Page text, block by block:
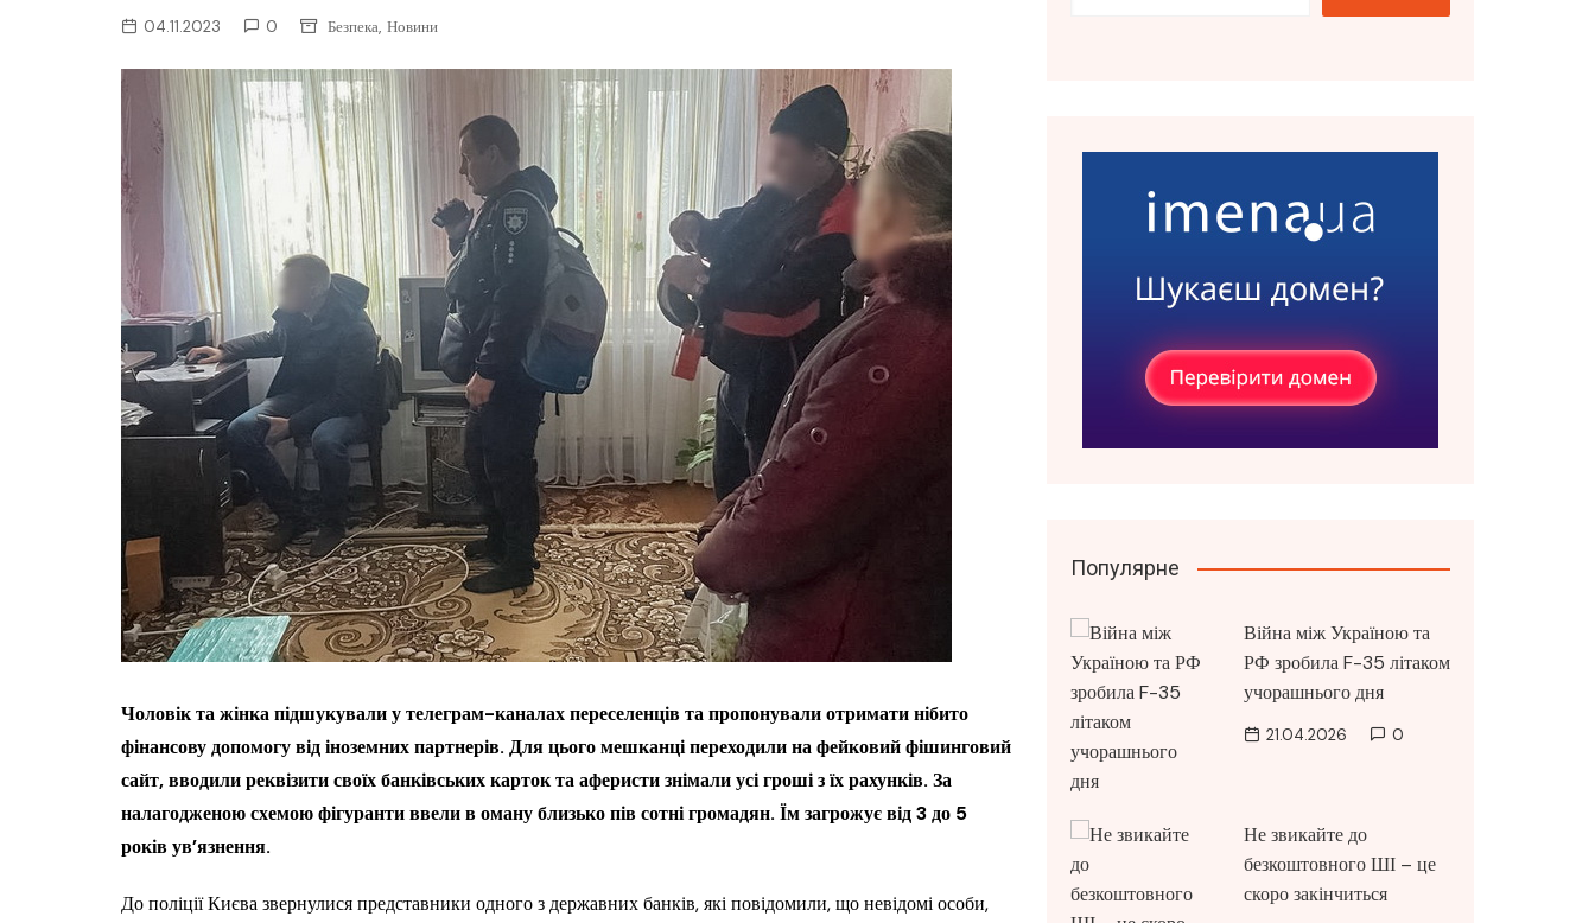
Майбутнє
Мобільні пристрої/ПК
Наука
Периферія
Софт
Телеком
Технології
Фінтех
04.11.2023 0 Безпека, Новини
Чоловік та жінка підшукували у телеграм-каналах переселенців та пропонували отримати нібито
фінансову допомогу від іноземних партнерів. Для цього мешканці переходили на фейковий фішинговий
сайт, вводили реквізити своїх банківських карток та аферисти знімали усі гроші з їх рахунків. За
налагодженою схемою фігуранти ввели в оману близько пів сотні громадян. Їм загрожує від 3 до 5
років ув’язнення.
До поліції Києва звернулися представники одного з державних банків, які повідомили, що невідомі особи,
Популярне
Війна між Україною та
РФ зробила F-35 літаком
учорашнього дня
21.04.2026 0
Не звикайте до
безкоштовного ШІ – це
скоро закінчиться